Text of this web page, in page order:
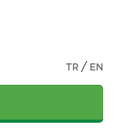
TR / EN